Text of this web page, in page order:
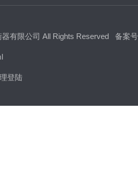
有限公司 All Rights Reserved 备案
登陆